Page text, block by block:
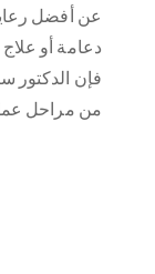
عن أفضل
دعامة أو
فإن الدكتور
من مراحل